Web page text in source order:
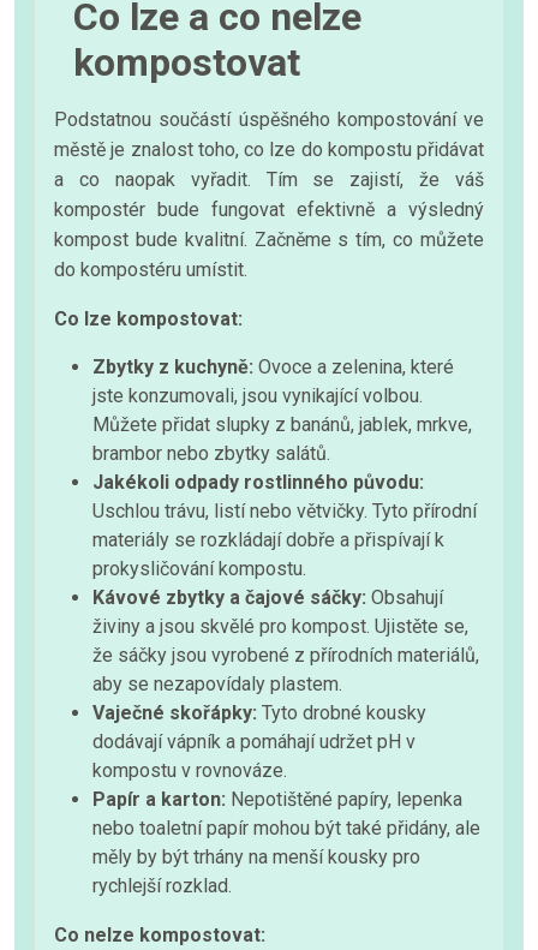
Co lze a co nelze
kompostovat
Podstatnou součástí úspěšného kompostování ve
městě je znalost toho, co lze do kompostu přidávat
a co naopak vyřadit. Tím se zajistí, že váš
kompostér bude fungovat efektivně a výsledný
kompost bude kvalitní. Začněme s tím, co můžete
do kompostéru umístit.
Co lze kompostovat:
Zbytky z kuchyně: Ovoce a zelenina, které
jste konzumovali, jsou vynikající volbou.
Můžete přidat slupky z banánů, jablek, mrkve,
brambor nebo zbytky salátů.
Jakékoli odpady rostlinného původu:
Uschlou trávu, listí nebo větvičky. Tyto přírodní
materiály se rozkládají dobře a přispívají k
prokysličování kompostu.
Kávové zbytky a čajové sáčky: Obsahují
živiny a jsou skvělé pro kompost. Ujistěte se,
že sáčky jsou vyrobené z přírodních materiálů,
aby se nezapovídaly plastem.
Vaječné skořápky: Tyto drobné kousky
dodávají vápník a pomáhají udržet pH v
kompostu v rovnováze.
Papír a karton: Nepotištěné papíry, lepenka
nebo toaletní papír mohou být také přidány, ale
měly by být trhány na menší kousky pro
rychlejší rozklad.
Co nelze kompostovat: